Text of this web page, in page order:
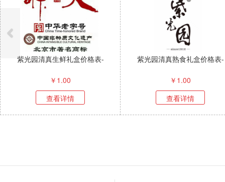
紫光园清真生鲜礼盒价格表-
￥ 1.00
查看详情
紫光园清真熟食礼盒价格表-
￥ 1.00
查看详情